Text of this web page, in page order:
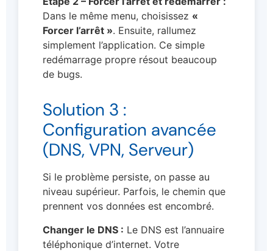
Dans le même menu, choisissez «
Forcer l’arrêt ». Ensuite, rallumez
simplement l’application. Ce simple
redémarrage propre résout beaucoup
de bugs.
Solution 3 :
Configuration avancée
(DNS, VPN, Serveur)
Si le problème persiste, on passe au
niveau supérieur. Parfois, le chemin que
prennent vos données est encombré.
Changer le DNS : Le DNS est l’annuaire
téléphonique d’internet. Votre